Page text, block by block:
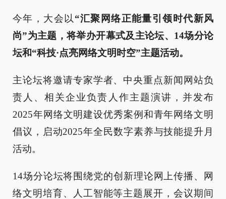
今年，大会以 “汇聚网络正能量引领时代新风
尚”为主题，将举办开幕式及主论坛、14场分论
坛和“科技·点亮网络文明时空”主题活动。
主论坛将邀请专家学者、中央重点新闻网站负
责人、相关企业负责人作主题演讲，并发布
2025年网络文明建设优秀案例和青年网络文明
倡议，启动2025年全民数字素养与技能提升月
活动。
14场分论坛将围绕党的创新理论网上传播、网
络文明培育、人工智能等主题展开，会议期间